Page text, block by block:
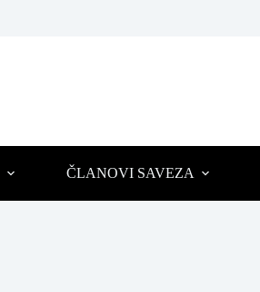
ČLANOVI SAVEZA